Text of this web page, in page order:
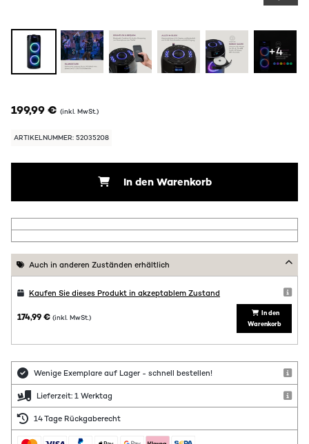
+4
199,99 € (inkl. MwSt.)
ARTIKELNUMMER: 52035208
In den Warenkorb
Auch in anderen Zuständen erhältlich
Kaufen Sie dieses Produkt in akzeptablem Zustand
174,99 € (inkl. MwSt.)
In den
Warenkorb
Wenige Exemplare auf Lager - schnell bestellen!
Lieferzeit: 1 Werktag
14 Tage Rückgaberecht